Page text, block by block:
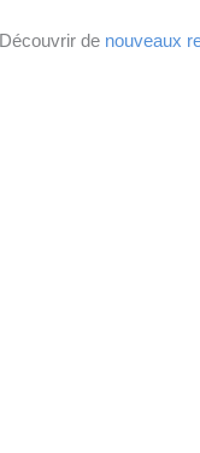
Découvrir de nouveaux